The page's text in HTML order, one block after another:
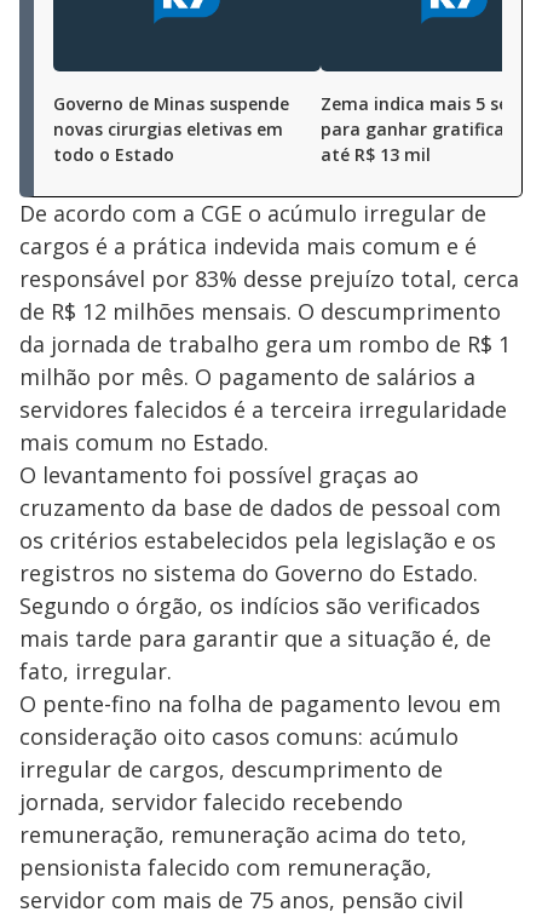
Governo de Minas suspende
novas cirurgias eletivas em
todo o Estado
Zema indica mais 5
para ganhar
até R$ 13 mil
De acordo com a CGE o acúmulo irregular de
cargos é a prática indevida mais comum e é
responsável por 83% desse prejuízo total, cerca
de R$ 12 milhões mensais. O descumprimento
da jornada de trabalho gera um rombo de R$ 1
milhão por mês. O pagamento de salários a
servidores falecidos é a terceira irregularidade
mais comum no Estado.
O levantamento foi possível graças ao
cruzamento da base de dados de pessoal com
os critérios estabelecidos pela legislação e os
registros no sistema do Governo do Estado.
Segundo o órgão, os indícios são verificados
mais tarde para garantir que a situação é, de
fato, irregular.
O pente-fino na folha de pagamento levou em
consideração oito casos comuns: acúmulo
irregular de cargos, descumprimento de
jornada, servidor falecido recebendo
remuneração, remuneração acima do teto,
pensionista falecido com remuneração,
servidor com mais de 75 anos, pensão civil